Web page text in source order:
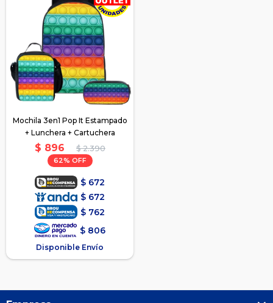
Mochila 3en1 Pop It Estampado
+ Lunchera + Cartuchera
$ 896 $ 2.390
62
$ 672
$ 672
$ 762
$ 806
Disponible Envío